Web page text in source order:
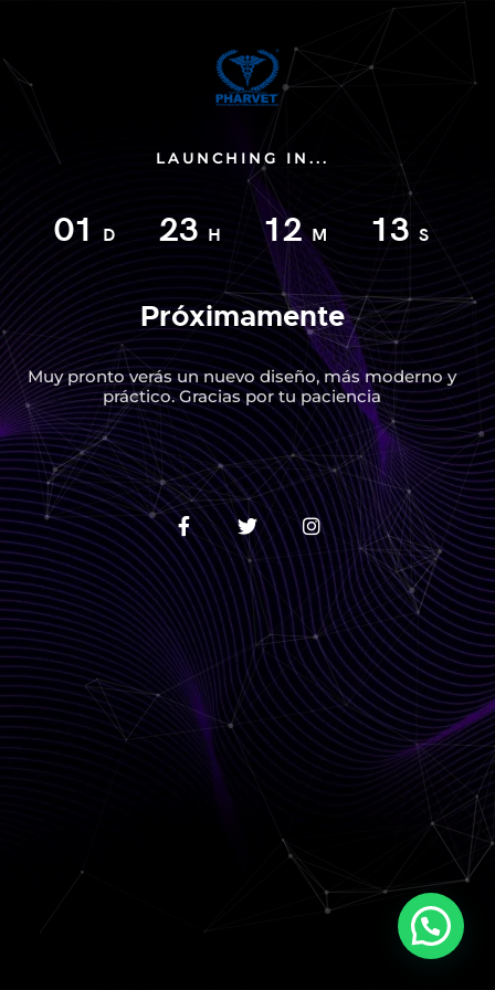
LAUNCHING IN...
01 D 23 H 12 M 13 S
Próximamente
Muy pronto verás un nuevo diseño, más moderno y
práctico. Gracias por tu paciencia